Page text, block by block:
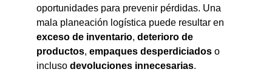
oportunidades para prevenir pérdidas. Una
mala planeación logística puede resultar en
exceso de inventario, deterioro de
productos, empaques desperdiciados o
incluso devoluciones innecesarias.